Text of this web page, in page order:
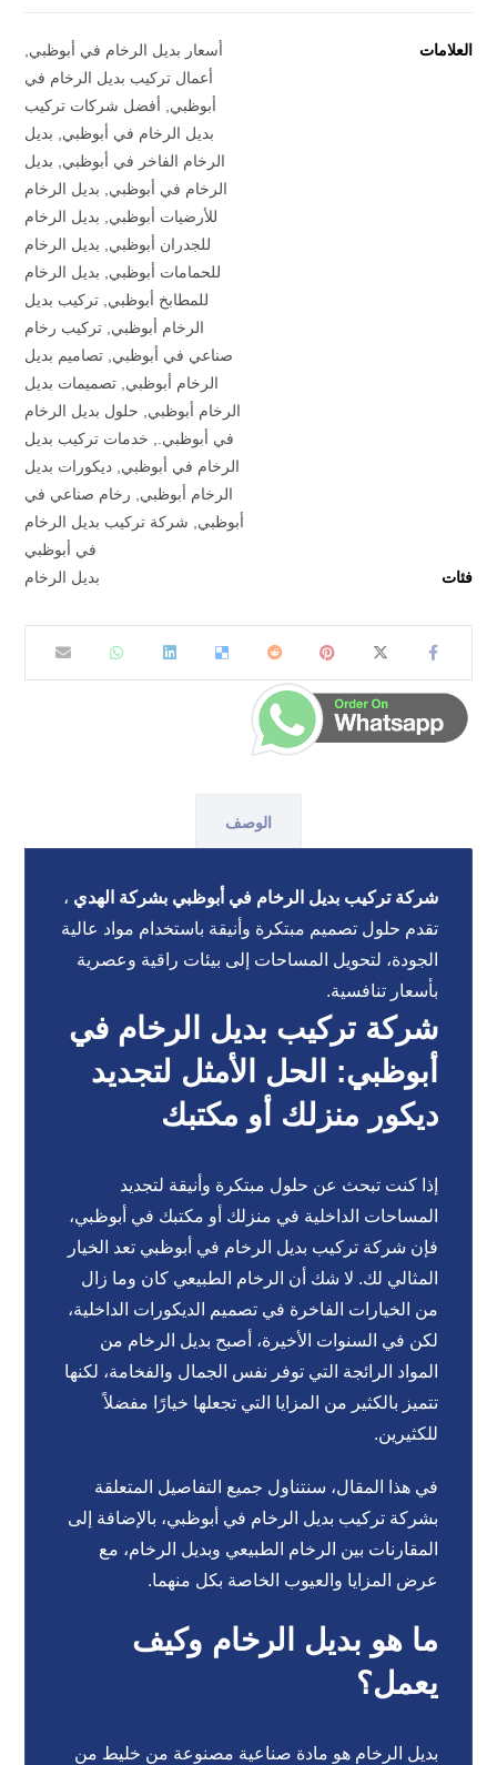
العلامات أسعار بديل الرخام في أبوظبي,
أعمال تركيب بديل الرخام في
أبوظبي, أفضل شركات تركيب
بديل الرخام في أبوظبي, بديل
الرخام الفاخر في أبوظبي, بديل
الرخام في أبوظبي, بديل الرخام
للأرضيات أبوظبي, بديل الرخام
للجدران أبوظبي, بديل الرخام
للحمامات أبوظبي, بديل الرخام
للمطابخ أبوظبي, تركيب بديل
الرخام أبوظبي, تركيب رخام
صناعي في أبوظبي, تصاميم بديل
الرخام أبوظبي, تصميمات بديل
الرخام أبوظبي, حلول بديل الرخام
في أبوظبي., خدمات تركيب بديل
الرخام في أبوظبي, ديكورات بديل
الرخام أبوظبي, رخام صناعي في
أبوظبي, شركة تركيب بديل الرخام
في أبوظبي
فئات
بديل الرخام
الوصف
شركة تركيب بديل الرخام في أبوظبي بشركة الهدي ،
تقدم حلول تصميم مبتكرة وأنيقة باستخدام مواد عالية
الجودة، لتحويل المساحات إلى بيئات راقية وعصرية
بأسعار تنافسية.
شركة تركيب بديل الرخام في
أبوظبي: الحل الأمثل لتجديد
ديكور منزلك أو مكتبك
إذا كنت تبحث عن حلول مبتكرة وأنيقة لتجديد
المساحات الداخلية في منزلك أو مكتبك في أبوظبي،
فإن شركة تركيب بديل الرخام في أبوظبي تعد الخيار
المثالي لك. لا شك أن الرخام الطبيعي كان وما زال
من الخيارات الفاخرة في تصميم الديكورات الداخلية،
لكن في السنوات الأخيرة، أصبح بديل الرخام من
المواد الرائجة التي توفر نفس الجمال والفخامة، لكنها
تتميز بالكثير من المزايا التي تجعلها خيارًا مفضلاً
للكثيرين.
في هذا المقال، سنتناول جميع التفاصيل المتعلقة
بشركة تركيب بديل الرخام في أبوظبي، بالإضافة إلى
المقارنات بين الرخام الطبيعي وبديل الرخام، مع
عرض المزايا والعيوب الخاصة بكل منهما.
ما هو بديل الرخام وكيف
يعمل؟
بديل الرخام هو مادة صناعية مصنوعة من خليط من